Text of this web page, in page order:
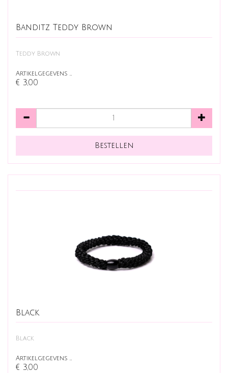
Banditz Teddy Brown
Teddy Brown
Artikelgegevens …
€ 3,00
Black
Black
Artikelgegevens …
€ 3,00